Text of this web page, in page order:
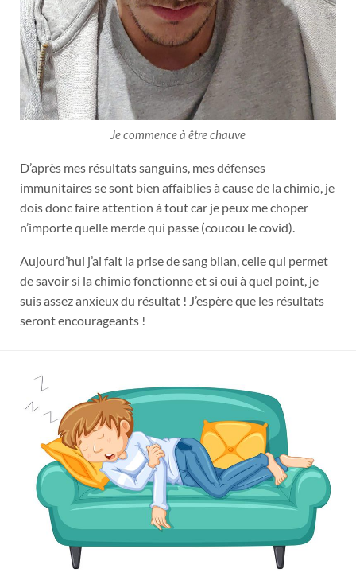
Je commence à être chauve
D’après mes résultats sanguins, mes défenses
immunitaires se sont bien affaiblies à cause de la chimio, je
dois donc faire attention à tout car je peux me choper
n’importe quelle merde qui passe (coucou le covid).
Aujourd’hui j’ai fait la prise de sang bilan, celle qui permet
de savoir si la chimio fonctionne et si oui à quel point, je
suis assez anxieux du résultat ! J’espère que les résultats
seront encourageants !